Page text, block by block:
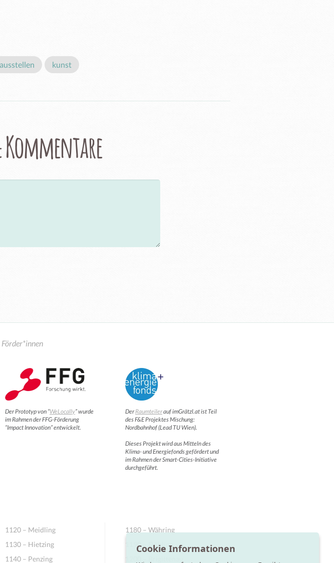
ausstellen kunst
Förder*innen
Der Prototyp von “WeLocally” wurde
im Rahmen der FFG-Förderung
“Impact Innovation” entwickelt.
DerRaumteilerauf imGrätzl.at ist Teil
des F&E Projektes Mischung:
Nordbahnhof (Lead TU Wien).
Dieses Projekt wird aus Mitteln des
Klima- und Energiefonds gefördert und
im Rahmen der Smart-Cities-Initiative
durchgeführt.
1120 – Meidling
1130 – Hietzing
1140 – Penzing
1180 – Währing
1190 – Döbling
1200 – Brigittenau
Cookie Informationen